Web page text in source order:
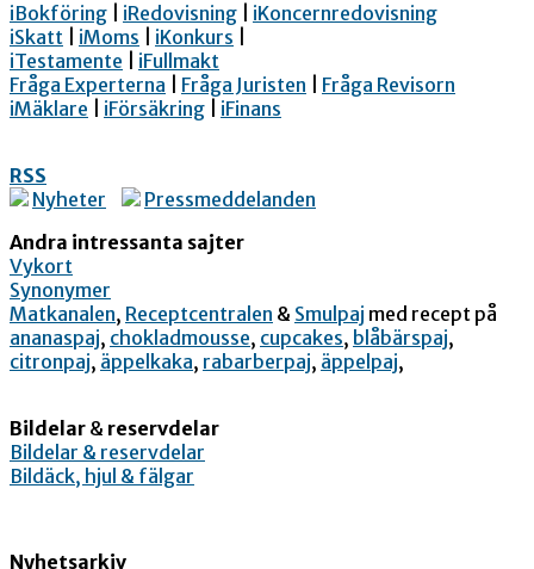
iBokföring
iRedovisning
iKoncernredovisning
iSkatt
iMoms iKonkurs
iTestamente
iFullmakt
Fråga Experterna
Fråga Juristen
Fråga Revisorn
iMäklare
iFörsäkring iFinans
RSS
Nyheter
Pressmeddelanden
Andra intressanta sajter
Vykort
Synonymer
Matkanalen, Receptcentralen & Smulpaj med recept på
ananaspaj, chokladmousse, cupcakes, blåbärspaj,
citronpaj, äppelkaka, rabarberpaj, äppelpaj,
Bildelar & reservdelar
Bildelar & reservdelar
Bildäck, hjul & fälgar
Nyhetsarkiv